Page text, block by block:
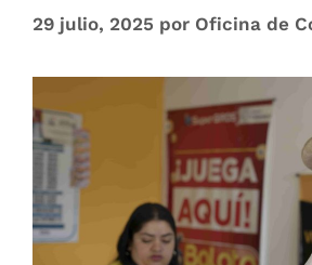
29 julio, 2025 por Oficina de